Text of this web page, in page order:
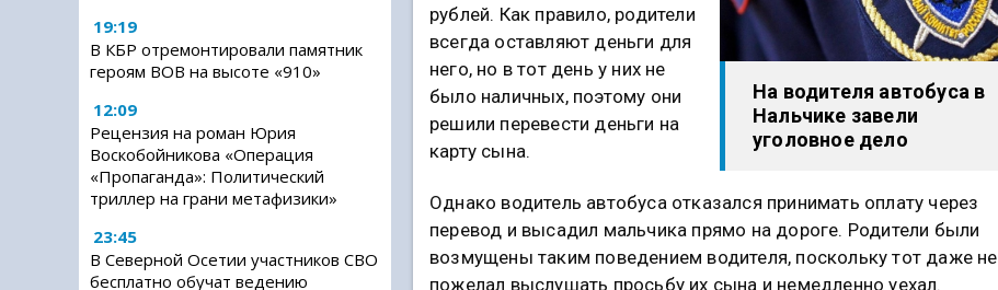
19:19
В КБР отремонтировали памятник
героям ВОВ на высоте «910»
12:09
Рецензия на роман Юрия
Воскобойникова «Операция
«Пропаганда»: Политический
триллер на грани метафизики»
23:45
В Северной Осетии участников СВО
бесплатно обучат ведению
На водителя автобуса в
Нальчике завели
уголовное дело
рублей. Как правило, родители
всегда оставляют деньги для
него, но в тот день у них не
было наличных, поэтому они
решили перевести деньги на
карту сына.
Однако водитель автобуса отказался принимать оплату через
перевод и высадил мальчика прямо на дороге. Родители были
возмущены таким поведением водителя, поскольку тот даже не
пожелал выслушать просьбу их сына и немедленно уехал.